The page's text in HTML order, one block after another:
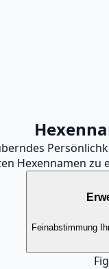
Hexennamen
Feinabstimmung